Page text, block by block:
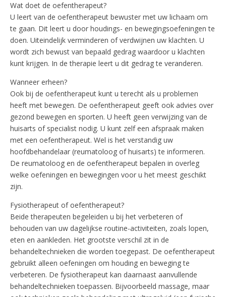
Wat doet de oefentherapeut?
U leert van de oefentherapeut bewuster met uw lichaam om
te gaan. Dit leert u door houdings- en bewegingsoefeningen te
doen. Uiteindelijk verminderen of verdwijnen uw klachten. U
wordt zich bewust van bepaald gedrag waardoor u klachten
kunt krijgen. In de therapie leert u dit gedrag te veranderen.
Wanneer erheen?
Ook bij de oefentherapeut kunt u terecht als u problemen
heeft met bewegen. De oefentherapeut geeft ook advies over
gezond bewegen en sporten. U heeft geen verwijzing van de
huisarts of specialist nodig. U kunt zelf een afspraak maken
met een oefentherapeut. Wel is het verstandig uw
hoofdbehandelaar (reumatoloog of huisarts) te informeren.
De reumatoloog en de oefentherapeut bepalen in overleg
welke oefeningen en bewegingen voor u het meest geschikt
zijn.
Fysiotherapeut of oefentherapeut?
Beide therapeuten begeleiden u bij het verbeteren of
behouden van uw dagelijkse routine-activiteiten, zoals lopen,
eten en aankleden. Het grootste verschil zit in de
behandeltechnieken die worden toegepast. De oefentherapeut
gebruikt alleen oefeningen om houding en beweging te
verbeteren. De fysiotherapeut kan daarnaast aanvullende
behandeltechnieken toepassen. Bijvoorbeeld massage, maar